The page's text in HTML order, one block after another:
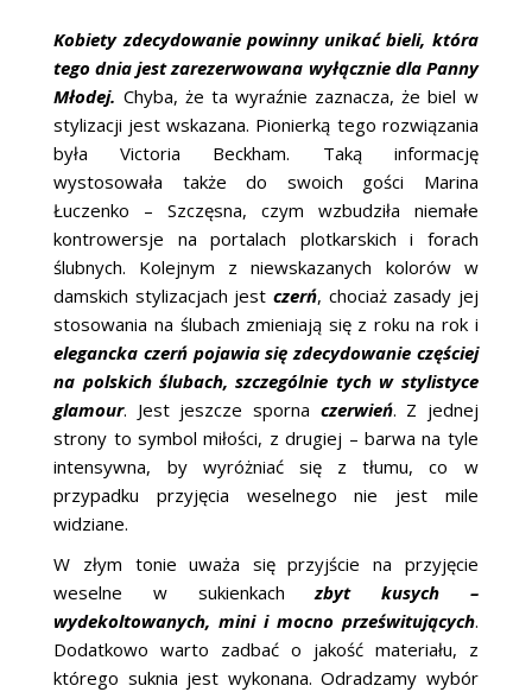
Kobiety zdecydowanie powinny unikać bieli, która
tego dnia jest zarezerwowana wyłącznie dla Panny
Młodej. Chyba, że ta wyraźnie zaznacza, że biel w
stylizacji jest wskazana. Pionierką tego rozwiązania
była Victoria Beckham. Taką informację
wystosowała także do swoich gości Marina
Łuczenko – Szczęsna, czym wzbudziła niemałe
kontrowersje na portalach plotkarskich i forach
ślubnych. Kolejnym z niewskazanych kolorów w
damskich stylizacjach jest czerń, chociaż zasady jej
stosowania na ślubach zmieniają się z roku na rok i
elegancka czerń pojawia się zdecydowanie częściej
na polskich ślubach, szczególnie tych w stylistyce
glamour. Jest jeszcze sporna czerwień. Z jednej
strony to symbol miłości, z drugiej – barwa na tyle
intensywna, by wyróżniać się z tłumu, co w
przypadku przyjęcia weselnego nie jest mile
widziane.
W złym tonie uważa się przyjście na przyjęcie
weselne w sukienkachzbyt kusych –
wydekoltowanych, mini i mocno prześwitujących.
Dodatkowo warto zadbać o jakość materiału, z
którego suknia jest wykonana. Odradzamy wybór